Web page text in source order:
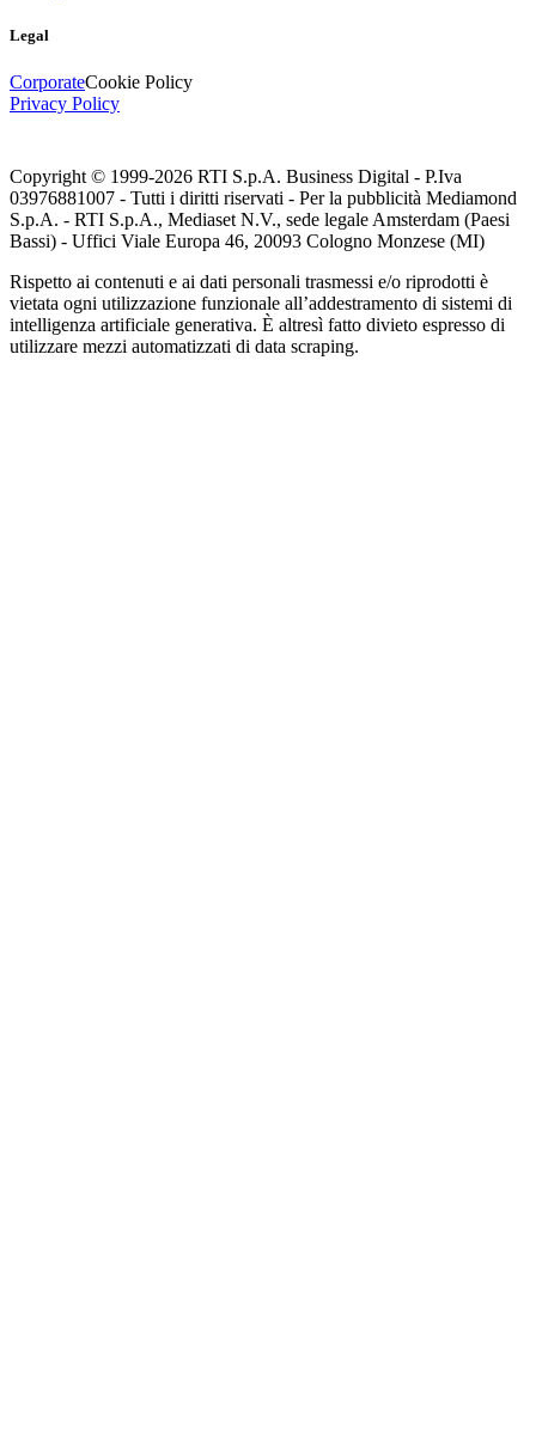
Legal
CorporateCookie Policy
Privacy Policy
Copyright © 1999-2026 RTI S.p.A. Business Digital - P.Iva
03976881007 - Tutti i diritti riservati - Per la pubblicità Mediamond
S.p.A. - RTI S.p.A., Mediaset N.V., sede legale Amsterdam (Paesi
Bassi) - Uffici Viale Europa 46, 20093 Cologno Monzese (MI)
Rispetto ai contenuti e ai dati personali trasmessi e/o riprodotti è
vietata ogni utilizzazione funzionale all’addestramento di sistemi di
intelligenza artificiale generativa. È altresì fatto divieto espresso di
utilizzare mezzi automatizzati di data scraping.